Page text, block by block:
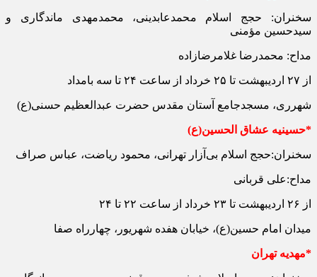
سخنران: حجج اسلام محمدعابدینی، محمدمهدی ماندگاری و
سیدحسین مؤمنی
مداح: محمدرضا غلامرضازاده
از ۲۷ اردیبهشت تا ۲۵ خرداد از ساعت ۲۴ تا سه بامداد
شهرری، مسجدجامع آستان مقدس حضرت عبدالعظیم حسنی(ع)
*حسینیه عشاق الحسین(ع)
سخنران:حجج اسلام بی‌آزار تهرانی، محمود ریاضت، عباس صراف
مداح:علی قربانی
از ۲۶ اردیبهشت تا ۲۳ خرداد از ساعت ۲۲ تا ۲۴
میدان امام حسین(ع)، خیابان هفده شهریور، چهارراه صفا
*مهدیه تهران